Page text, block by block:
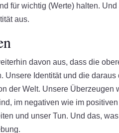
für wichtig (Werte) halten.
aus.
davon aus, dass die
Unsere Identität und die
der Welt. Unsere
im negativen wie im
und unser Tun. Und das,